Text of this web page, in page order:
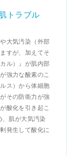
トラブル
大気汚染（外部
すが、加えてそ
ル）』が肌内部
強力な酸素のこ
ス）から体細胞
その防衛力が強
酸化を引き起こ
、肌が大気汚染
発生して酸化に